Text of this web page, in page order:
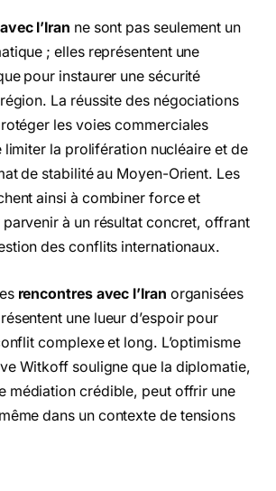
l’Iran ne sont pas seulement un
; elles représentent une
pour instaurer une sécurité
La réussite des négociations
les voies commerciales
limiter la prolifération nucléaire et de
de stabilité au Moyen-Orient. Les
ainsi à combiner force et
à un résultat concret, offrant
des conflits internationaux.
rencontres avec l’Iran organisées
une lueur d’espoir pour
complexe et long. L’optimisme
Witkoff souligne que la diplomatie,
médiation crédible, peut offrir une
dans un contexte de tensions